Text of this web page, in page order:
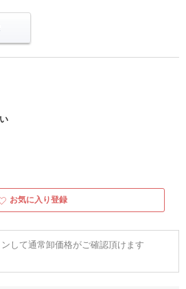
お気に入り登録
して通常卸価格がご確認頂けます